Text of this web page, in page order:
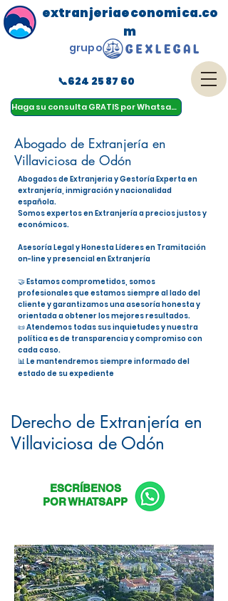
Haga su consulta GRATIS por Whatsapp
menu
extranjeriaeconomica.co
m
📞624 25 87 60
grupo
Abogado de Extranjería en
Villaviciosa de Odón
Abogados de Extranjeria y Gestoría Experta en
extranjería, inmigración y nacionalidad
española.
Somos expertos en Extranjería a precios justos y
económicos.
Asesoría Legal y Honesta Líderes en Tramitación
on-line y presencial en Extranjería
🤝 Estamos comprometidos, somos
profesionales que estamos siempre al lado del
cliente y garantizamos una asesoría honesta y
orientada a obtener los mejores resultados.
📜 Atendemos todas sus inquietudes y nuestra
política es de transparencia y compromiso con
cada caso.
📊 Le mantendremos siempre informado del
estado de su expediente
Derecho de Extranjería en
Villaviciosa de Odón
ESCRÍBENOS
POR WHATSAPP